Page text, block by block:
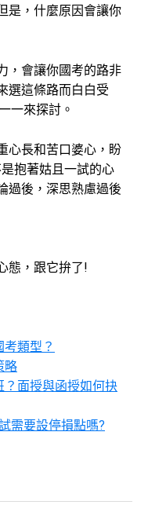
是，什麼原因會讓你
，會讓你國考的路非
選這條路而白白受
一來探討。
心長和苦口婆心，盼
抱著姑且一試的心
過後，深思熟慮過後
態，跟它拚了!
類型？
略
？面授與函授如何抉
需要設停損點嗎?